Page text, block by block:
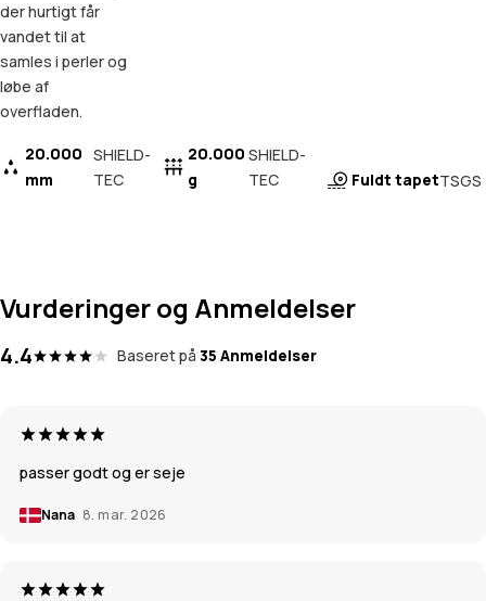
der hurtigt får
vandet til at
samles i perler og
løbe af
overfladen.
20.000
mm
SHIELD-
TEC
20.000
g
SHIELD-
TEC
Fuldt tapetTSGS
Vurderinger og Anmeldelser
4.4 Baseret på 35 Anmeldelser
passer godt og er seje
Nana 8. mar. 2026